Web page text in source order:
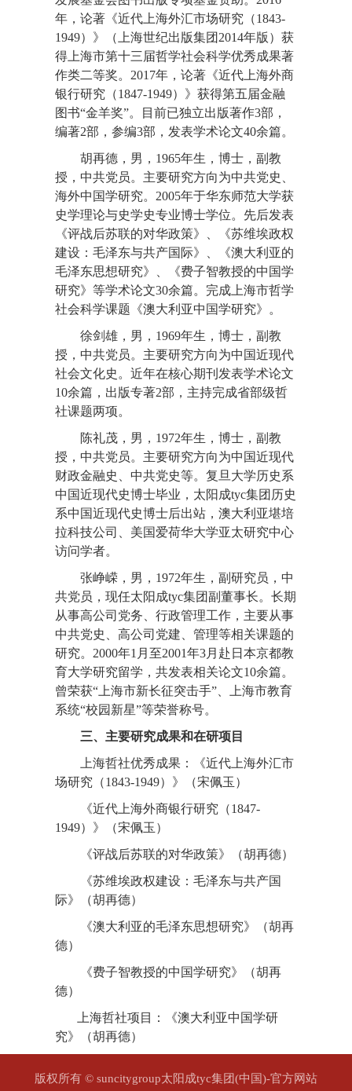
年，论著《近代上海外汇市场研究（1843-
1949）》（上海世纪出版集团2014年版）获
得上海市第十三届哲学社会科学优秀成果著
作类二等奖。2017年，论著《近代上海外商
银行研究（1847-1949）》获得第五届金融
图书“金羊奖”。目前已独立出版著作3部，
编著2部，参编3部，发表学术论文40余篇。
胡再德，男，1965年生，博士，副教
授，中共党员。主要研究方向为中共党史、
海外中国学研究。2005年于华东师范大学获
史学理论与史学史专业博士学位。先后发表
《评战后苏联的对华政策》、《苏维埃政权
建设：毛泽东与共产国际》、《澳大利亚的
毛泽东思想研究》、《费子智教授的中国学
研究》等学术论文30余篇。完成上海市哲学
社会科学课题《澳大利亚中国学研究》。
徐剑雄，男，1969年生，博士，副教
授，中共党员。主要研究方向为中国近现代
社会文化史。近年在核心期刊发表学术论文
10余篇，出版专著2部，主持完成省部级哲
社课题两项。
陈礼茂，男，1972年生，博士，副教
授，中共党员。主要研究方向为中国近现代
财政金融史、中共党史等。复旦大学历史系
中国近现代史博士毕业，太阳成tyc集团历史
系中国近现代史博士后出站，澳大利亚堪培
拉科技公司、美国爱荷华大学亚太研究中心
访问学者。
张峥嵘，男，1972年生，副研究员，中
共党员，现任太阳成tyc集团副董事长。长期
从事高公司党务、行政管理工作，主要从事
中共党史、高公司党建、管理等相关课题的
研究。2000年1月至2001年3月赴日本京都教
育大学研究留学，共发表相关论文10余篇。
曾荣获“上海市新长征突击手”、上海市教育
系统“校园新星”等荣誉称号。
三、主要研究成果和在研项目
上海哲社优秀成果：《近代上海外汇市
场研究（1843-1949）》（宋佩玉）
《近代上海外商银行研究（1847-
1949）》（宋佩玉）
《评战后苏联的对华政策》（胡再德）
《苏维埃政权建设：毛泽东与共产国
际》（胡再德）
《澳大利亚的毛泽东思想研究》（胡再
德）
《费子智教授的中国学研究》（胡再
德）
上海哲社项目：《澳大利亚中国学研
究》（胡再德）
版权所有 ©️ suncitygroup太阳成tyc集团(中国)-官方网站